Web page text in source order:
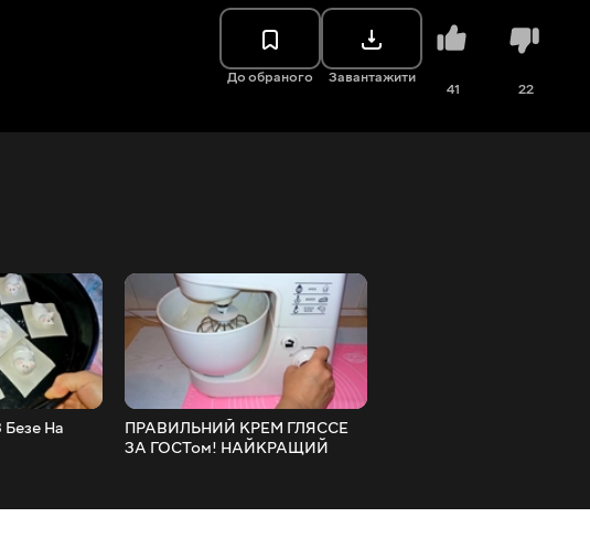
До обраного Завантажити
41 22
Безе На
ПРАВИЛЬНИЙ КРЕМ ГЛЯССЕ
ЗА ГОСТом! НАЙКРАЩИЙ